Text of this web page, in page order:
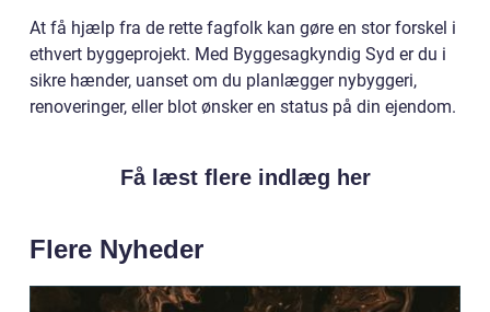
At få hjælp fra de rette fagfolk kan gøre en stor forskel i
ethvert byggeprojekt. Med Byggesagkyndig Syd er du i
sikre hænder, uanset om du planlægger nybyggeri,
renoveringer, eller blot ønsker en status på din ejendom.
Få læst flere indlæg her
Flere Nyheder